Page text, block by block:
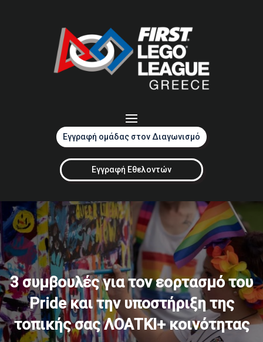
Εγγραφή ομάδας στον Διαγωνισμό
Εγγραφή Εθελοντών
3 συμβουλές για τον εορτασμό του
Pride και την υποστήριξη της
τοπικής σας ΛΟΑΤΚΙ+ κοινότητας